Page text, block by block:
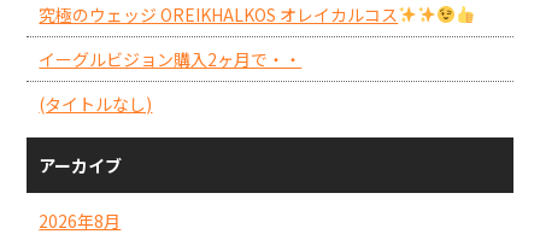
究極のウェッジ OREIKHALKOS オレイカルコス
イーグルビジョン購入2ヶ月で・・
(タイトルなし)
アーカイブ
2026年8月